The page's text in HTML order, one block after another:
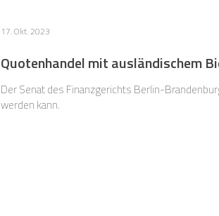
Quotenhandel mit ausländischem
Der Senat des Finanzgerichts Berlin-
werden kann.
17. Okt. 2023